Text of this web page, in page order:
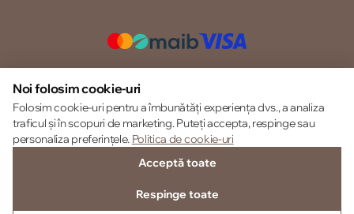
© 2013 – 2026 ECOM
Noi folosim cookie-uri
Folosim cookie-uri pentru a îmbunătăți experiența dvs., a analiza
traficul și în scopuri de marketing. Puteți accepta, respinge sau
personaliza preferințele. Politica de cookie-uri
Acceptă toate
Respinge toate